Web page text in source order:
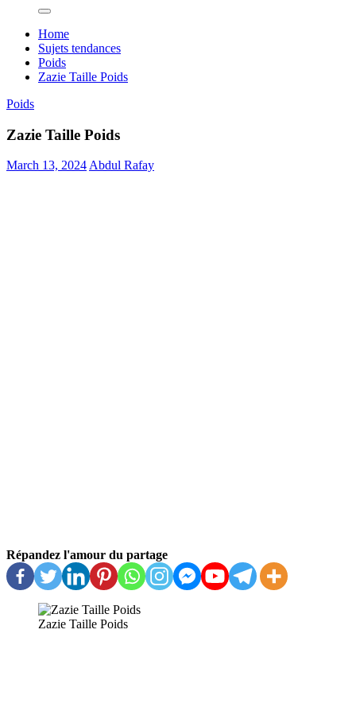
Home
Sujets tendances
Poids
Zazie Taille Poids
Poids
Zazie Taille Poids
March 13, 2024Abdul Rafay
Répandez l'amour du partage
Zazie Taille Poids